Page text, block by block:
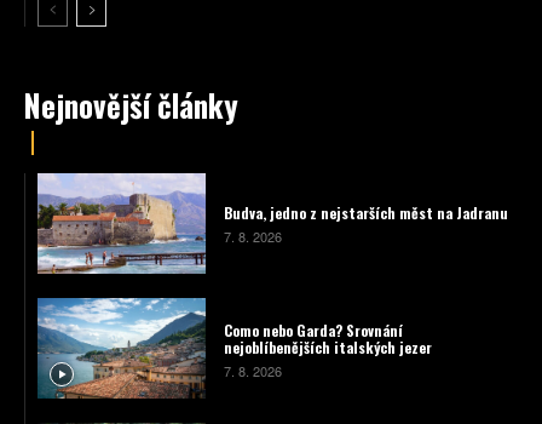
Nejnovější články
Budva, jedno z nejstarších měst na Jadranu
7. 8. 2026
Como nebo Garda? Srovnání
nejoblíbenějších italských jezer
7. 8. 2026